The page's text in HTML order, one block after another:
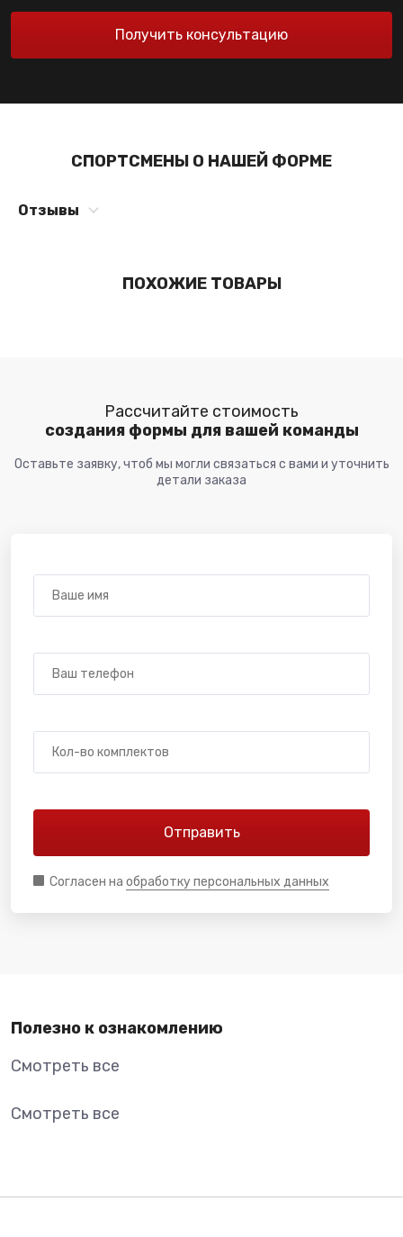
Получить консультацию
СПОРТСМЕНЫ О НАШЕЙ ФОРМЕ
Отзывы
ПОХОЖИЕ ТОВАРЫ
Рассчитайте стоимость
создания формы для вашей команды
Оставьте заявку, чтоб мы могли связаться с вами и уточнить
детали заказа
Согласен на обработку персональных данных
Полезно к ознакомлению
Смотреть все
Смотреть все